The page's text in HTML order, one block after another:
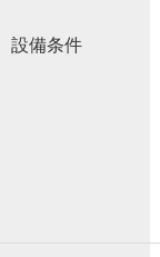
設備条件